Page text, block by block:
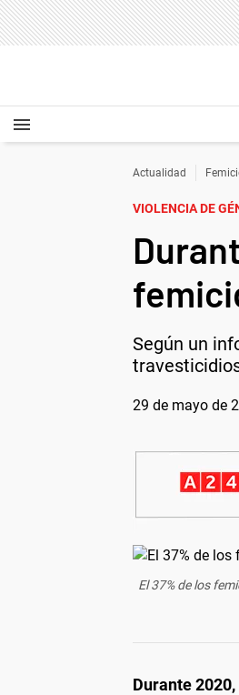
Actualidad
VIOLENCIA DE
Según un
29 de mayo de
El 37% de los
Durante 2020,